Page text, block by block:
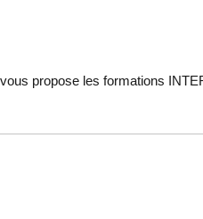
propose les formations